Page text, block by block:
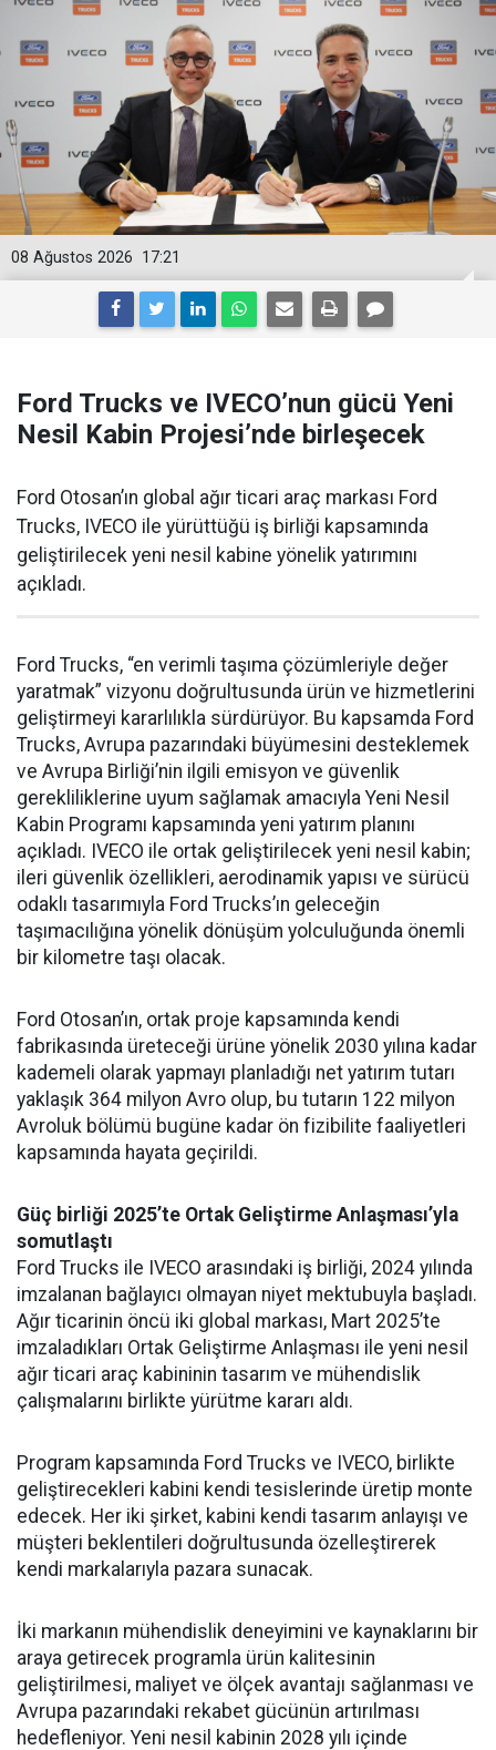
17:21
08 Ağustos 2026
Ford Trucks ve IVECO’nun gücü Yeni
Nesil Kabin Projesi’nde birleşecek
Ford Otosan’ın global ağır ticari araç markası Ford
Trucks, IVECO ile yürüttüğü iş birliği kapsamında
geliştirilecek yeni nesil kabine yönelik yatırımını
açıkladı.
Ford Trucks, “en verimli taşıma çözümleriyle değer
yaratmak” vizyonu doğrultusunda ürün ve hizmetlerini
geliştirmeyi kararlılıkla sürdürüyor. Bu kapsamda Ford
Trucks, Avrupa pazarındaki büyümesini desteklemek
ve Avrupa Birliği’nin ilgili emisyon ve güvenlik
gerekliliklerine uyum sağlamak amacıyla Yeni Nesil
Kabin Programı kapsamında yeni yatırım planını
açıkladı. IVECO ile ortak geliştirilecek yeni nesil kabin;
ileri güvenlik özellikleri, aerodinamik yapısı ve sürücü
odaklı tasarımıyla Ford Trucks’ın geleceğin
taşımacılığına yönelik dönüşüm yolculuğunda önemli
bir kilometre taşı olacak.
Ford Otosan’ın, ortak proje kapsamında kendi
fabrikasında üreteceği ürüne yönelik 2030 yılına kadar
kademeli olarak yapmayı planladığı net yatırım tutarı
yaklaşık 364 milyon Avro olup, bu tutarın 122 milyon
Avroluk bölümü bugüne kadar ön fizibilite faaliyetleri
kapsamında hayata geçirildi.
Güç birliği 2025’te Ortak Geliştirme Anlaşması’yla
somutlaştı
Ford Trucks ile IVECO arasındaki iş birliği, 2024 yılında
imzalanan bağlayıcı olmayan niyet mektubuyla başladı.
Ağır ticarinin öncü iki global markası, Mart 2025’te
imzaladıkları Ortak Geliştirme Anlaşması ile yeni nesil
ağır ticari araç kabininin tasarım ve mühendislik
çalışmalarını birlikte yürütme kararı aldı.
Program kapsamında Ford Trucks ve IVECO, birlikte
geliştirecekleri kabini kendi tesislerinde üretip monte
edecek. Her iki şirket, kabini kendi tasarım anlayışı ve
müşteri beklentileri doğrultusunda özelleştirerek
kendi markalarıyla pazara sunacak.
İki markanın mühendislik deneyimini ve kaynaklarını bir
araya getirecek programla ürün kalitesinin
geliştirilmesi, maliyet ve ölçek avantajı sağlanması ve
Avrupa pazarındaki rekabet gücünün artırılması
hedefleniyor. Yeni nesil kabinin 2028 yılı içinde